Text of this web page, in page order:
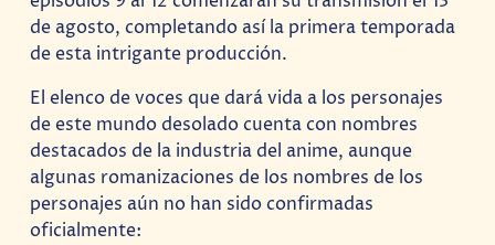
de agosto, completando así la primera temporada
de esta intrigante producción.
El elenco de voces que dará vida a los personajes
de este mundo desolado cuenta con nombres
destacados de la industria del anime, aunque
algunas romanizaciones de los nombres de los
personajes aún no han sido confirmadas
oficialmente: